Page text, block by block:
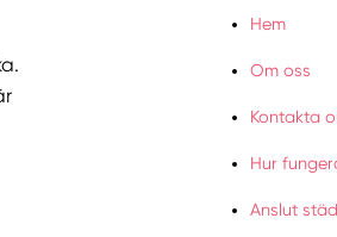
Hem
Om oss
Kontakta
Hur
Anslut